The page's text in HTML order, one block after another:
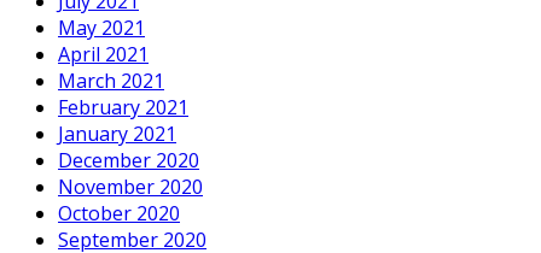
May 2021
April 2021
March 2021
February 2021
January 2021
December 2020
November 2020
October 2020
September 2020